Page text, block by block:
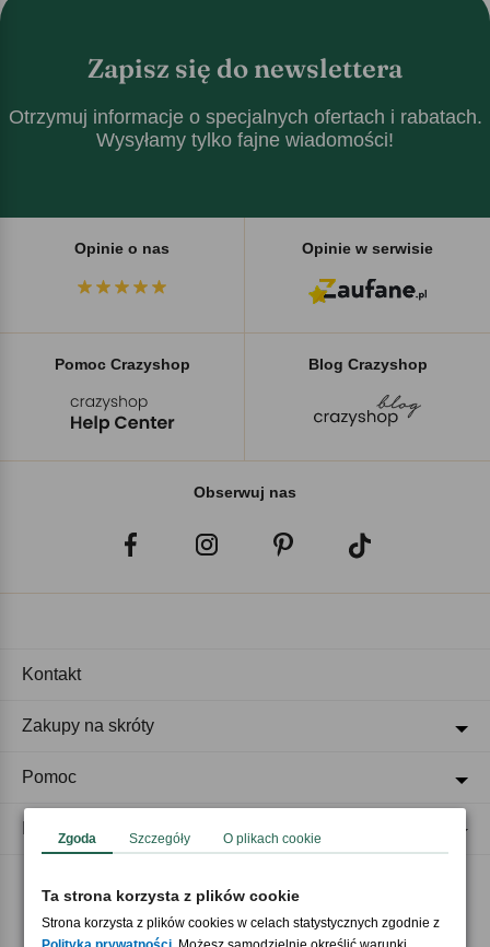
Zapisz się do newslettera
Otrzymuj informacje o specjalnych ofertach i rabatach.
Wysyłamy tylko fajne wiadomości!
Opinie o nas Opinie w serwisie
Pomoc Crazyshop Blog Crazyshop
Obserwuj nas
Akceptujemy płatności
Kontakt
Zakupy na skróty
Pomoc
Zgoda Szczegóły O plikach cookie
Ta strona korzysta z plików cookie
Strona korzysta z plików cookies w celach statystycznych zgodnie z